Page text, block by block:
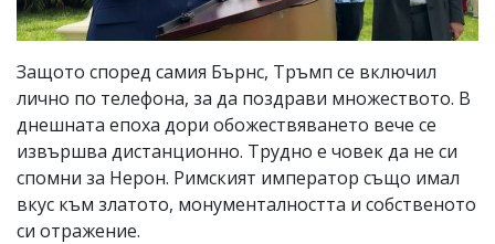
Защото според самия Бърнс, Тръмп се включил
лично по телефона, за да поздрави множеството. В
днешната епоха дори обожествяването вече се
извършва дистанционно. Трудно е човек да не си
спомни за Нерон. Римският император също имал
вкус към златото, монументалността и собственото
си отражение.